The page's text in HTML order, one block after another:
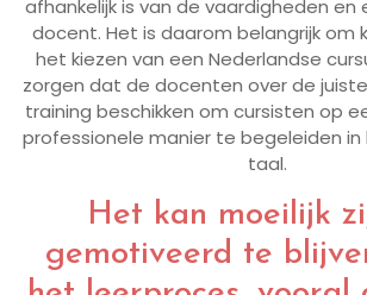
afhankelijk is van de vaardigheden en
docent. Het is daarom belangrijk om
het kiezen van een Nederlandse
zorgen dat de docenten over de
training beschikken om cursisten op
professionele manier te begeleiden in
taal.
Het kan moeilijk
gemotiveerd te